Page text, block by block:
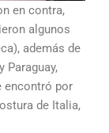
en contra,
algunos
además de
Paraguay,
encontró por
de Italia,